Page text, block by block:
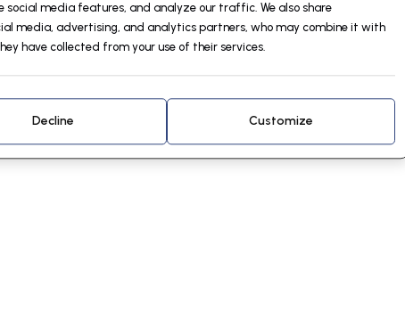
social media features, and analyze our traffic. We also share
media, advertising, and analytics partners, who may combine it with
have collected from your use of their services.
Decline Customize